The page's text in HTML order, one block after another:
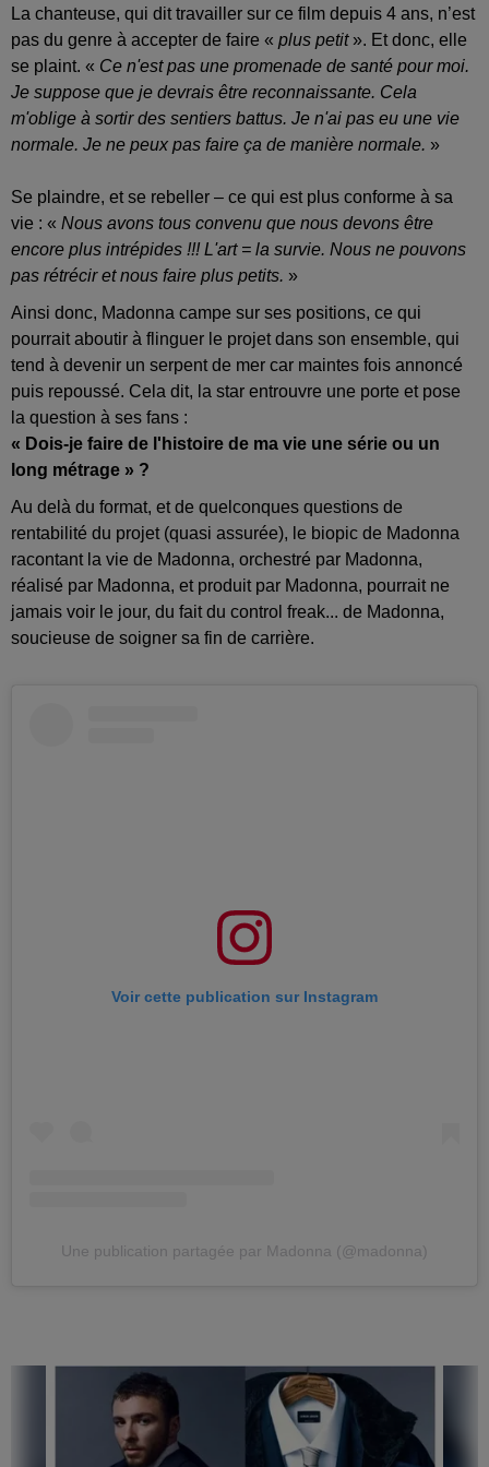
La chanteuse, qui dit travailler sur ce film depuis 4 ans, n’est
pas du genre à accepter de faire « plus petit». Et donc, elle
se plaint. « Ce n'est pas une promenade de santé pour moi.
Je suppose que je devrais être reconnaissante. Cela
m'oblige à sortir des sentiers battus. Je n'ai pas eu une vie
normale. Je ne peux pas faire ça de manière normale. »
Se plaindre, et se rebeller – ce qui est plus conforme à sa
vie : « Nous avons tous convenu que nous devons être
encore plus intrépides !!! L'art = la survie. Nous ne pouvons
pas rétrécir et nous faire plus petits. »
Ainsi donc, Madonna campe sur ses positions, ce qui
pourrait aboutir à flinguer le projet dans son ensemble, qui
tend à devenir un serpent de mer car maintes fois annoncé
puis repoussé. Cela dit, la star entrouvre une porte et pose
la question à ses fans :
« Dois-je faire de l'histoire de ma vie une série ou un
long métrage » ?
Au delà du format, et de quelconques questions de
rentabilité du projet (quasi assurée), le biopic de Madonna
racontant la vie de Madonna, orchestré par Madonna,
réalisé par Madonna, et produit par Madonna, pourrait ne
jamais voir le jour, du fait du control freak... de Madonna,
soucieuse de soigner sa fin de carrière.
Voir cette publication sur Instagram
Une publication partagée par Madonna (@madonna)